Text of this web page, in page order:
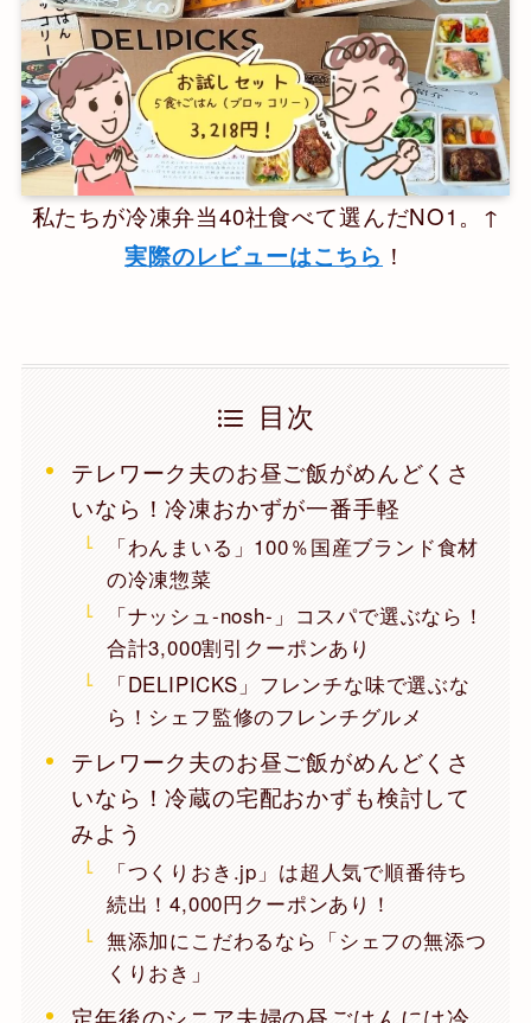
私たちが冷凍弁当40社食べて選んだNO1。↑
実際のレビューはこちら ！
目次
テレワーク夫のお昼ご飯がめんどくさ
いなら！冷凍おかずが一番手軽
「わんまいる」100％国産ブランド食材
の冷凍惣菜
「ナッシュ-nosh-」コスパで選ぶなら！
合計3,000割引クーポンあり
「DELIPICKS」フレンチな味で選ぶな
ら！シェフ監修のフレンチグルメ
テレワーク夫のお昼ご飯がめんどくさ
いなら！冷蔵の宅配おかずも検討して
みよう
「つくりおき.jp」は超人気で順番待ち
続出！4,000円クーポンあり！
無添加にこだわるなら「シェフの無添つ
くりおき」